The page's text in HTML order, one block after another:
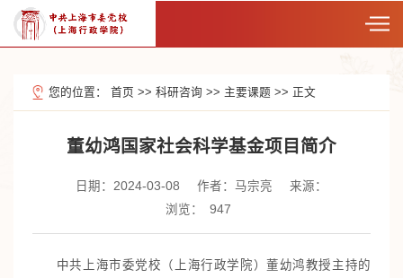
您的位置： 首页 >> 科研咨询 >> 主要课题>> 正文
董幼鸿国家社会科学基金项目简介
日期：2024-03-08 作者：马宗亮
来源：
浏览：
947
中共上海市委党校（上海行政学院）董幼鸿教授主持的